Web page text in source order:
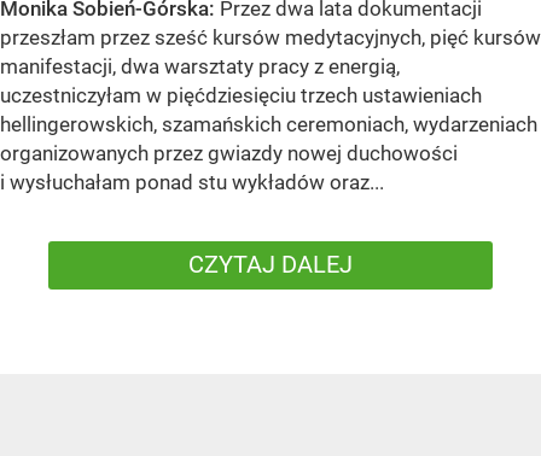
Monika Sobień-Górska: Przez dwa lata dokumentacji
przeszłam przez sześć kursów medytacyjnych, pięć kursów
manifestacji, dwa warsztaty pracy z energią,
uczestniczyłam w pięćdziesięciu trzech ustawieniach
hellingerowskich, szamańskich ceremoniach, wydarzeniach
organizowanych przez gwiazdy nowej duchowości
i wysłuchałam ponad stu wykładów oraz...
CZYTAJ DALEJ